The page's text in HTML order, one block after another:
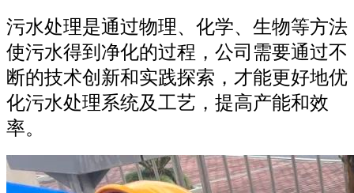
污水处理是通过物理、化学、生物等方法
使污水得到净化的过程，公司需要通过不
断的技术创新和实践探索，才能更好地优
化污水处理系统及工艺，提高产能和效
率。